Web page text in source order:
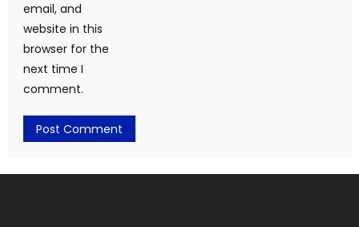
email, and
website in this
browser for the
next time I
comment.